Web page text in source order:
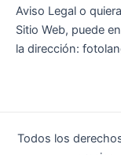
Aviso Legal o
Sitio Web, puede
la dirección:
Todos los